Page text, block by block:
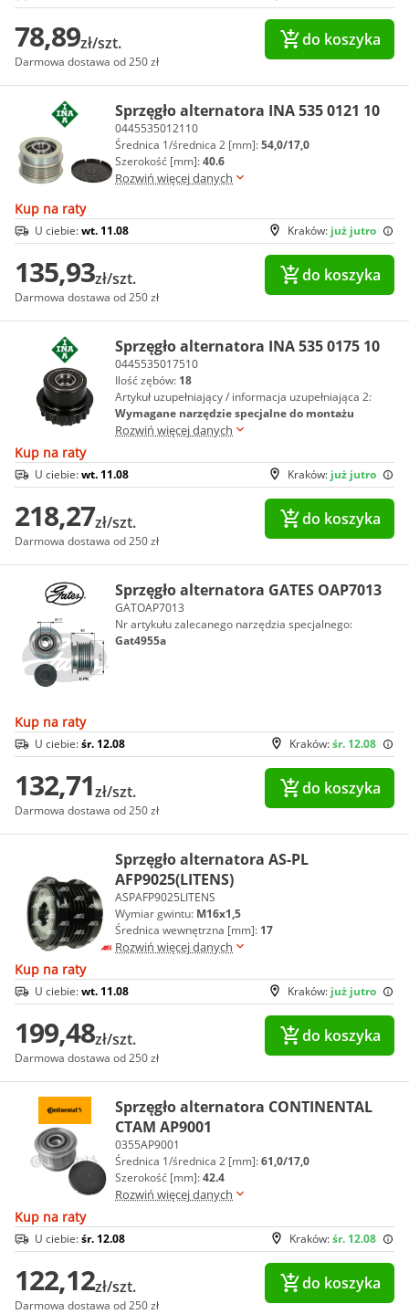
78,89zł/szt.
Darmowa dostawa od 250 zł
do koszyka
Sprzęgło alternatora INA 535 0121 10
0445535012110
Średnica 1/średnica 2 [mm]:54,0/17,0
Szerokość [mm]:40.6
Rozwiń więcej danych
Kup na raty
Kraków: już jutro
U ciebie:wt. 11.08
135,93zł/szt.
Darmowa dostawa od 250 zł
do koszyka
Sprzęgło alternatora INA 535 0175 10
0445535017510
Ilość zębów: 18
Artykuł uzupełniający / informacja uzupełniająca 2:
Wymagane narzędzie specjalne do montażu
Rozwiń więcej danych
Kup na raty
Kraków: już jutro
U ciebie:wt. 11.08
218,27zł/szt.
Darmowa dostawa od 250 zł
do koszyka
Sprzęgło alternatora GATES OAP7013
GATOAP7013
Nr artykułu zalecanego narzędzia specjalnego:
Gat4955a
Kup na raty
Kraków:śr. 12.08
U ciebie:śr. 12.08
132,71zł/szt.
Darmowa dostawa od 250 zł
do koszyka
Sprzęgło alternatora AS-PL
AFP9025(LITENS)
ASPAFP9025LITENS
Wymiar gwintu: M16x1,5
Średnica wewnętrzna [mm]: 17
Rozwiń więcej danych
Kup na raty
Kraków: już jutro
U ciebie:wt. 11.08
199,48zł/szt.
Darmowa dostawa od 250 zł
do koszyka
Sprzęgło alternatora CONTINENTAL
CTAM AP9001
0355AP9001
Średnica 1/średnica 2 [mm]:61,0/17,0
Szerokość [mm]:42.4
Rozwiń więcej danych
Kup na raty
Kraków:śr. 12.08
U ciebie:śr. 12.08
122,12zł/szt.
Darmowa dostawa od 250 zł
do koszyka